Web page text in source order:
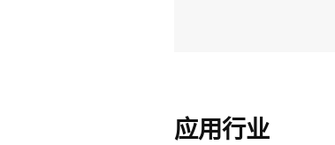
应用行业